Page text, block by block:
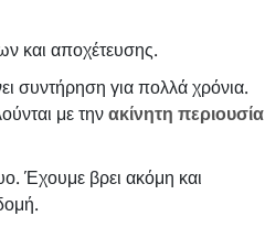
και αποχέτευσης.
συντήρηση για πολλά χρόνια.
με τηνακίνητη περιουσία
Έχουμε βρει ακόμη και